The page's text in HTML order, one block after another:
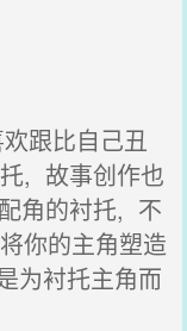
跟比自己丑
, 故事创作也
角的衬托, 不
你的主角塑造
为衬托主角而